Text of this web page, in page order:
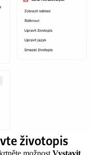
životopis